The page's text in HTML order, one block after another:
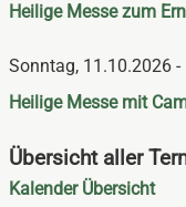
Heilige Messe zum
Sonntag, 11.10.2026 -
Heilige Messe mit
Übersicht aller
Navigation
Kalender Übersicht